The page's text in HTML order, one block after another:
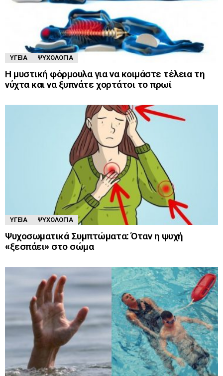
ΥΓΕΊΑ ΨΥΧΟΛΟΓΊΑ
Η μυστική φόρμουλα για να κοιμάστε τέλεια τη
νύχτα και να ξυπνάτε χορτάτοι το πρωί
ΥΓΕΊΑ ΨΥΧΟΛΟΓΊΑ
Ψυχοσωματικά Συμπτώματα: Όταν η ψυχή
«ξεσπάει» στο σώμα